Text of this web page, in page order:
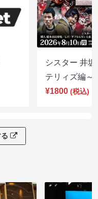
シスター 井
テリィズ編
¥1800 (税込)